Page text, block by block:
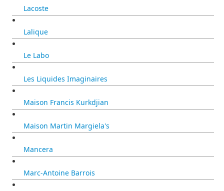
Lacoste
Lalique
Le Labo
Les Liquides Imaginaires
Maison Francis Kurkdjian
Maison Martin Margiela's
Mancera
Marc-Antoine Barrois